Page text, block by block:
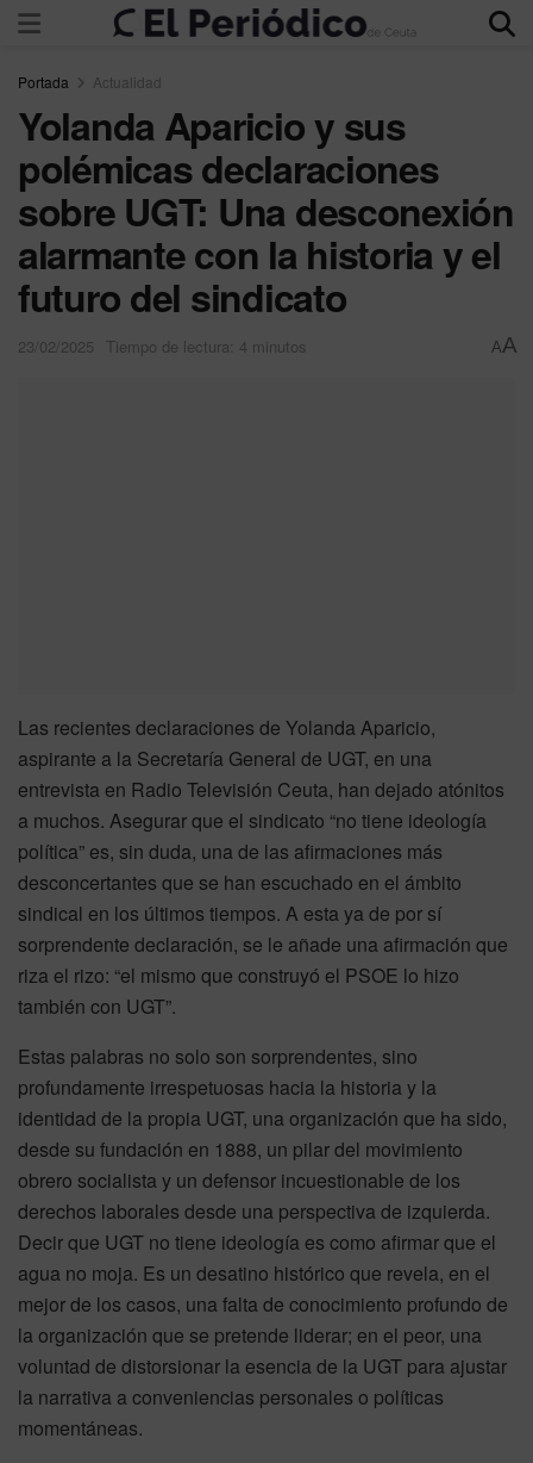
Portada Actualidad
Yolanda Aparicio y sus
polémicas declaraciones
sobre UGT: Una desconexión
alarmante con la historia y el
futuro del sindicato
23/02/2025 Tiempo de lectura: 4 minutos AA
Las recientes declaraciones de Yolanda Aparicio,
aspirante a la Secretaría General de UGT, en una
entrevista en Radio Televisión Ceuta, han dejado atónitos
a muchos. Asegurar que el sindicato “no tiene ideología
política” es, sin duda, una de las afirmaciones más
desconcertantes que se han escuchado en el ámbito
sindical en los últimos tiempos. A esta ya de por sí
sorprendente declaración, se le añade una afirmación que
riza el rizo: “el mismo que construyó el PSOE lo hizo
también con UGT”.
Estas palabras no solo son sorprendentes, sino
profundamente irrespetuosas hacia la historia y la
identidad de la propia UGT, una organización que ha sido,
desde su fundación en 1888, un pilar del movimiento
obrero socialista y un defensor incuestionable de los
derechos laborales desde una perspectiva de izquierda.
Decir que UGT no tiene ideología es como afirmar que el
agua no moja. Es un desatino histórico que revela, en el
mejor de los casos, una falta de conocimiento profundo de
la organización que se pretende liderar; en el peor, una
voluntad de distorsionar la esencia de la UGT para ajustar
la narrativa a conveniencias personales o políticas
momentáneas.